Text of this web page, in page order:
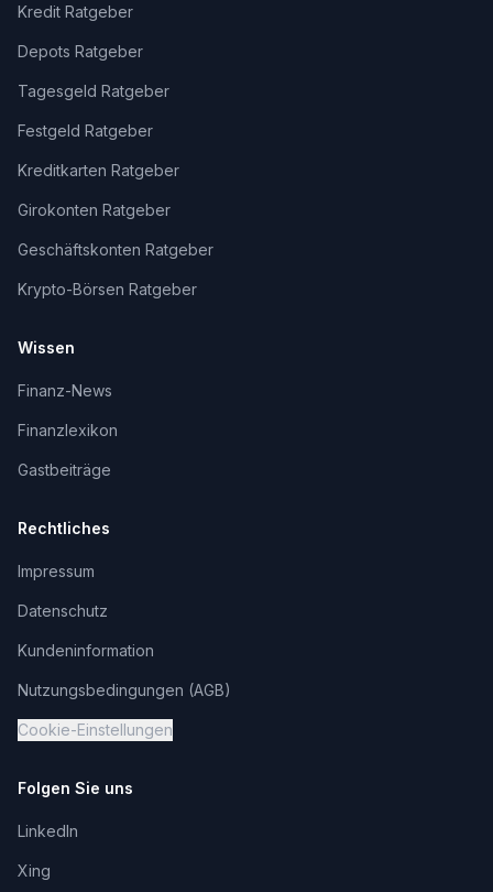
Kredit Ratgeber
Depots Ratgeber
Tagesgeld Ratgeber
Festgeld Ratgeber
Kreditkarten Ratgeber
Girokonten Ratgeber
Geschäftskonten Ratgeber
Krypto-Börsen Ratgeber
Wissen
Finanz-News
Finanzlexikon
Gastbeiträge
Rechtliches
Impressum
Datenschutz
Kundeninformation
Nutzungsbedingungen (AGB)
Cookie-Einstellungen
Folgen Sie uns
LinkedIn
Xing